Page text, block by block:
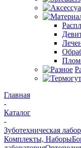
Главная
-
Каталог
-
Зуботехническая
Комплекты, Наборы